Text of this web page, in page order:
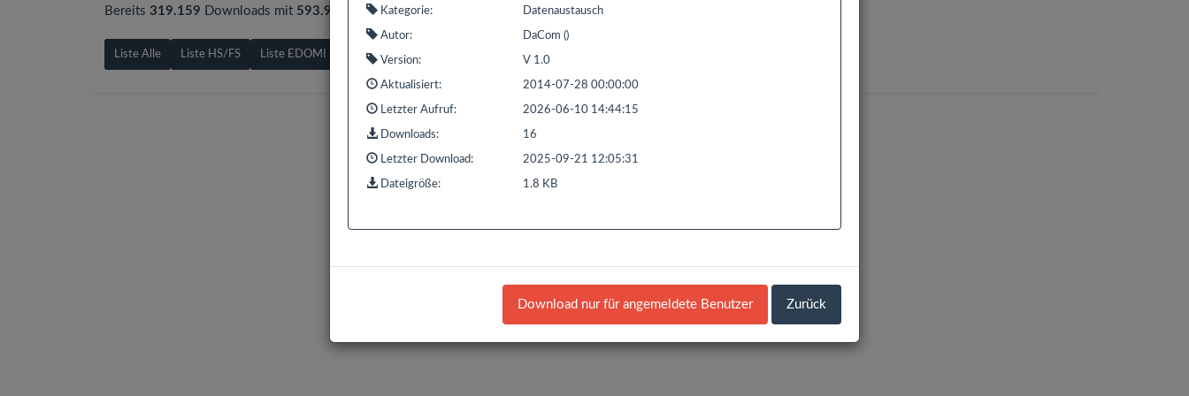
Bereits 319.159 Downloads mit 593.9 GB gezählt seit: 16.02.2016 | Letzter Download: 06.08.2026 10:22:31
Liste Alle Liste HS/FS Liste EDOMI Liste X1/L1 Liste ETS
Kategorie: Datenaustausch
Autor: DaCom ()
Version: V 1.0
Aktualisiert: 2014-07-28 00:00:00
Letzter Aufruf: 2026-06-10 14:44:15
Downloads: 16
Letzter Download: 2025-09-21 12:05:31
Dateigröße: 1.8 KB
Download nur für angemeldete Benutzer Zurück